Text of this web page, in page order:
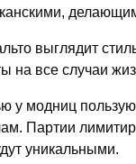
выглядит
на все случаи
у модниц
Партии
уникальными.